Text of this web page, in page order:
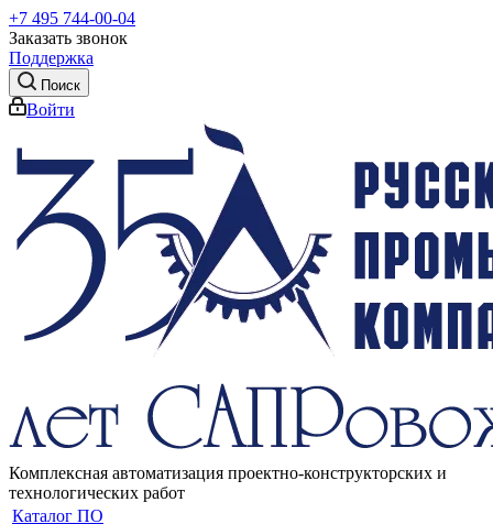
+7 495 744-00-04
Заказать звонок
Поддержка
Поиск
Войти
Комплексная автоматизация проектно-конструкторских и
технологических работ
Каталог ПО